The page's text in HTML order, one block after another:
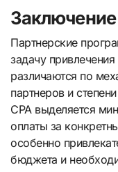
Заключение
Партнерские
задачу
различаются по
партнеров и
CPA выделяется
оплаты за
особенно
бюджета и